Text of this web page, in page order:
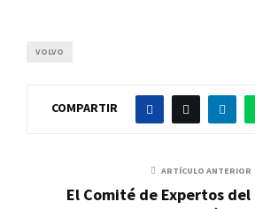
VOLVO
COMPARTIR
ARTÍCULO ANTERIOR
El Comité de Expertos